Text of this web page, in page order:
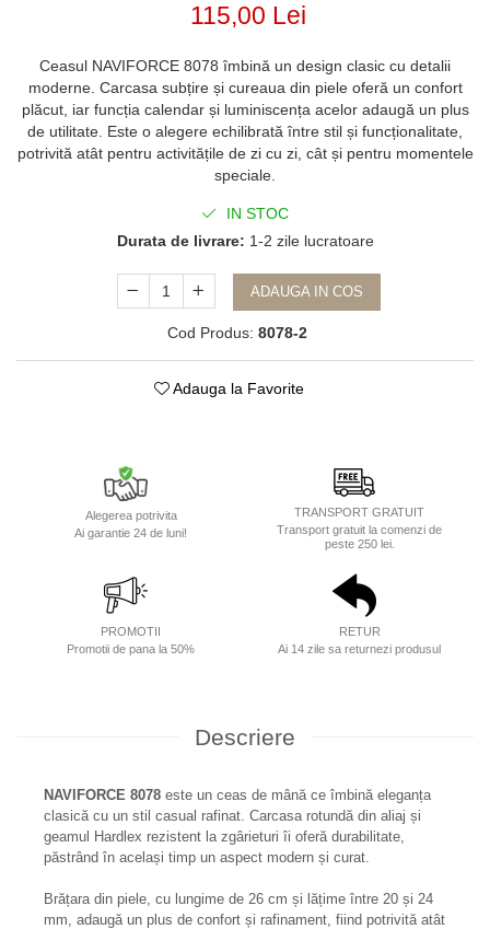
115,00 Lei
Ceasul NAVIFORCE 8078 îmbină un design clasic cu detalii
moderne. Carcasa subțire și cureaua din piele oferă un confort
plăcut, iar funcția calendar și luminiscența acelor adaugă un plus
de utilitate. Este o alegere echilibrată între stil și funcționalitate,
potrivită atât pentru activitățile de zi cu zi, cât și pentru momentele
speciale.
IN STOC
Durata de livrare: 1-2 zile lucratoare
ADAUGA IN COS
Cod Produs: 8078-2
Adauga la Favorite
Alegerea potrivita
Ai garantie 24 de luni!
TRANSPORT GRATUIT
Transport gratuit la comenzi de
peste 250 lei.
PROMOTII
Promotii de pana la 50%
RETUR
Ai 14 zile sa returnezi produsul
Descriere
NAVIFORCE 8078 este un ceas de mână ce îmbină eleganța
clasică cu un stil casual rafinat. Carcasa rotundă din aliaj și
geamul Hardlex rezistent la zgârieturi îi oferă durabilitate,
păstrând în același timp un aspect modern și curat.
Brățara din piele, cu lungime de 26 cm și lățime între 20 și 24
mm, adaugă un plus de confort și rafinament, fiind potrivită atât